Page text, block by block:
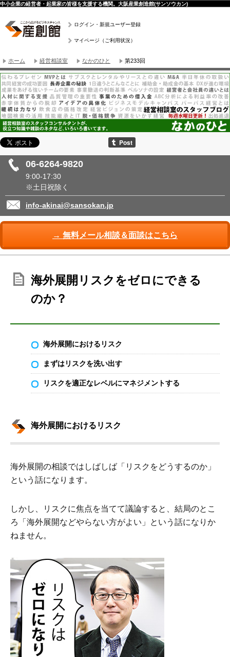
中小企業の経営者・起業家の皆様を支援する機関。大阪産業創造館(サンソウカン)
ログイン・新規ユーザー登録
マイページ（ご利用状況）
ホーム 経営相談室 なかのひと 第233回
06-6264-9820
9:00-17:30
※土日祝除く
info-akinai@sansokan.jp
→ 無料メール相談＆面談はこちら
海外展開リスクをゼロにできる
のか？
海外展開におけるリスク
まずはリスクを洗い出す
リスクを適正なレベルにマネジメントする
海外展開におけるリスク
海外展開の相談ではしばしば「リスクをどうするのか」
という話になります。
しかし、リスクに焦点を当てて議論すると、結局のとこ
ろ「海外展開などやらない方がよい」という話になりか
ねません。